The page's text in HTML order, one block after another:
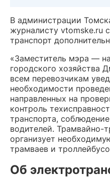
В администрации
журналисту vtomske.ru
транспорт
«Заместитель мэра —
городского хозяйства
всем перевозчикам
необходимости
направленных на
контроль
транспорта,
водителей. Трамвайно-
организует
трамваев и
Об